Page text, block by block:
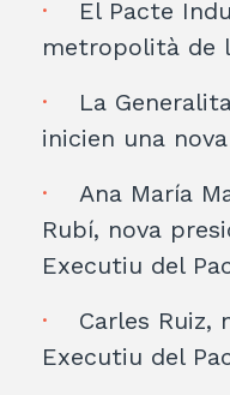
El Pacte
metropolità de
La
inicien una
Ana María
Rubí, nova
Executiu del
Carles Ruiz,
Executiu del